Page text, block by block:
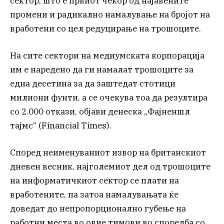
промени и радикално намалување на бројот на
вработени со цел редуцирање на трошоците.
На сите сектори на медиумската корпорација
им е наредено да ги намалат трошоците за
една десетина за да заштедат стотици
милиони фунти, а се очекува тоа да резултира
со 2.000 откази, објави денеска „Фајненшл
тајмс“ (Financial Times).
Според неименуваниот извор на британскиот
дневен весник, најголемиот дел од трошоците
на информатичкиот сектор се плати на
вработените, па затоа намалувањата ќе
доведат до непропорционално губење на